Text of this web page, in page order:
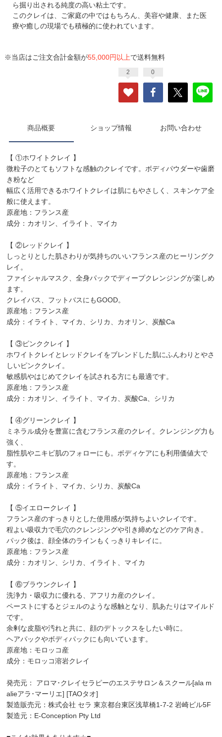
ら掘り出される純度の高い粘土です。
このクレイは、ご家庭の中ではもちろん、美容や健康、また医
療や癒しの現場でも積極的に使われています。
※当店はご注文合計金額が55,000円以上で送料無料
2 0
商品概要 ショップ情報 お問い合わせ
【 ①ホワイトクレイ 】
微粒子のとてもソフトな感触のクレイです。ボディパウダーや歯磨
き粉など
幅広く活用できるホワイトクレイは肌にもやさしく、スキンケア全
般に使えます。
原産地：フランス産
成分：カオリン、イライト、マイカ
【 ②レッドクレイ 】
しっとりとした肌さわりが気持ちのいいフランス産のヒーリングク
レイ。
ファイシャルマスク、全身パックでディープクレンジングが楽しめ
ます。
クレイバス、フットバスにもGOOD。
原産地：フランス産
成分：イライト、マイカ、シリカ、カオリン、炭酸Ca
【 ③ピンククレイ 】
ホワイトクレイとレッドクレイをブレンドした肌にふんわりとやさ
しいピンククレイ。
敏感肌やはじめてクレイを試される方にも最適です。
原産地：フランス産
成分：カオリン、イライト、マイカ、炭酸Ca、シリカ
【 ④グリーンクレイ 】
ミネラル成分を豊富に含むフランス産のクレイ。クレンジング力も
強く、
脂性肌やニキビ肌のフォローにも。ボディケアにも利用価値大で
す。
原産地：フランス産
成分：イライト、マイカ、シリカ、炭酸Ca
【 ⑤イエロークレイ 】
フランス産のすっきりとした使用感が気持ちよいクレイです。
程よい吸収力で毛穴のクレンジングや引き締めなどのケア向き。
パック後は、顔全体のラインもくっきりキレイに。
原産地：フランス産
成分：カオリン、シリカ、イライト、マイカ
【 ⑥ブラウンクレイ 】
洗浄力・吸収力に優れる、アフリカ産のクレイ。
ペーストにするとジェルのような感触となり、肌あたりはマイルド
です。
余剰な皮脂や汚れと共に、顔のデトックスをしたい時に。
ヘアパックやボディパックにも向いています。
原産地：モロッコ産
成分：モロッコ溶岩クレイ
発売元： アロマ･クレイセラピーのエステサロン＆スクール[ala m
alieアラ･マーリエ] [TAOタオ]
製造販売元：株式会社 セラ 東京都台東区浅草橋1-7-2 岩崎ビル5F
製造元：E-Conception Pty Ltd